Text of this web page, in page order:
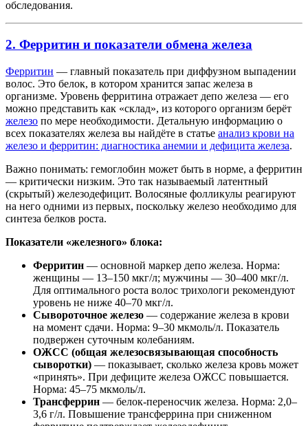
обследования.
2. Ферритин и показатели обмена железа
Ферритин — главный показатель при диффузном выпадении
волос. Это белок, в котором хранится запас железа в
организме. Уровень ферритина отражает депо железа — его
можно представить как «склад», из которого организм берёт
железо по мере необходимости. Детальную информацию о
всех показателях железа вы найдёте в статье анализ крови на
железо и ферритин: диагностика анемии и дефицита железа.
Важно понимать: гемоглобин может быть в норме, а ферритин
— критически низким. Это так называемый латентный
(скрытый) железодефицит. Волосяные фолликулы реагируют
на него одними из первых, поскольку железо необходимо для
синтеза белков роста.
Показатели «железного» блока:
Ферритин — основной маркер депо железа. Норма:
женщины — 13–150 мкг/л; мужчины — 30–400 мкг/л.
Для оптимального роста волос трихологи рекомендуют
уровень не ниже 40–70 мкг/л.
Сывороточное железо — содержание железа в крови
на момент сдачи. Норма: 9–30 мкмоль/л. Показатель
подвержен суточным колебаниям.
ОЖСС (общая железосвязывающая способность
сыворотки) — показывает, сколько железа кровь может
«принять». При дефиците железа ОЖСС повышается.
Норма: 45–75 мкмоль/л.
Трансферрин — белок-переносчик железа. Норма: 2,0–
3,6 г/л. Повышение трансферрина при сниженном